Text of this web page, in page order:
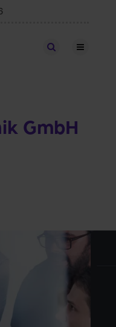
Stellen finden
GmbH